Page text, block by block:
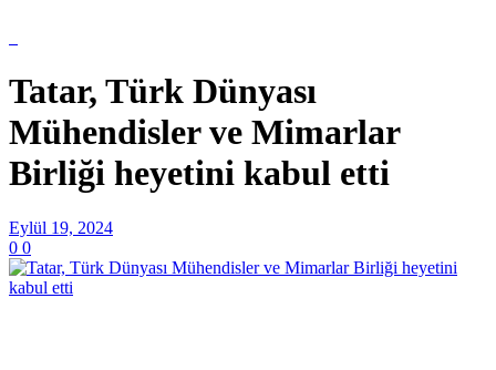
Tatar, Türk Dünyası
Mühendisler ve Mimarlar
Birliği heyetini kabul etti
Eylül 19, 2024
0 0